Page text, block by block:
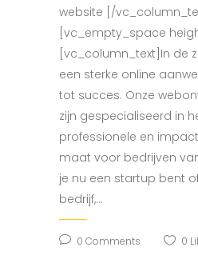
website [/
[vc_empty_space
[vc_column_text]In de
een sterke online
tot succes. Onze
zijn gespecialiseerd in
professionele en
maat voor bedrijven
je nu een startup bent
bedrijf,...
0 Comments 0